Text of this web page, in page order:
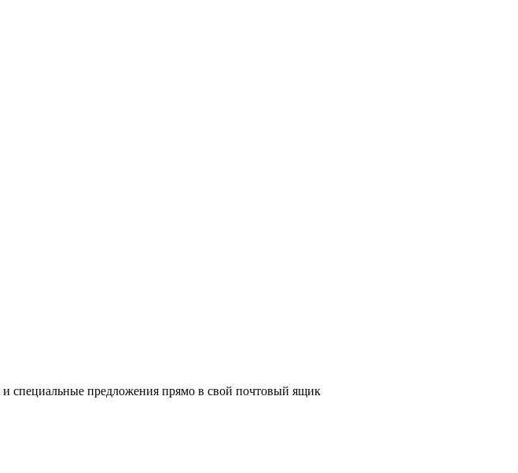
специальные предложения прямо в свой почтовый ящик